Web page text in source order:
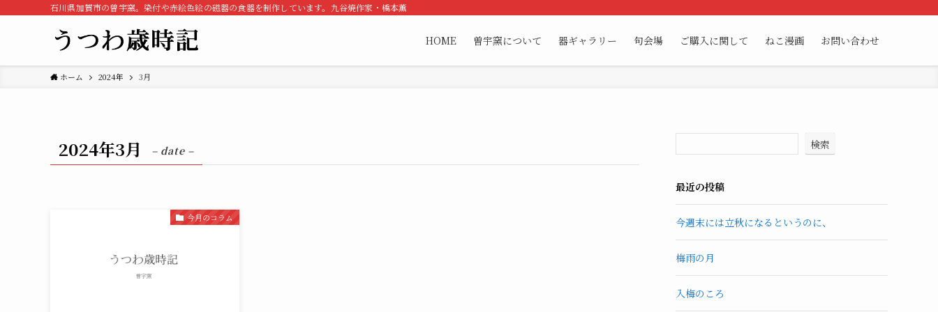
石川県加賀市の曽宇窯。染付や赤絵色絵の磁器の食器を制作しています。九谷焼作家・橋本薫
HOME 曽宇窯について 器ギャラリー 句会場 ご購入に関して ねこ漫画 お問い合わせ
ホーム 2024年 3月
2024年3月 – date –
今月のコラム
検索
最近の投稿
今週末には立秋になるというのに、
梅雨の月
入梅のころ